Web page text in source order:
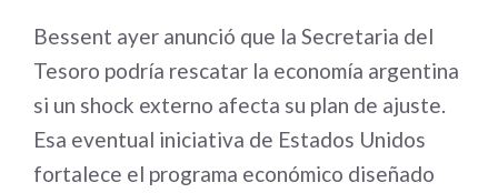
Bessent ayer anunció que la Secretaria del
Tesoro podría rescatar la economía argentina
si un shock externo afecta su plan de ajuste.
Esa eventual iniciativa de Estados Unidos
fortalece el programa económico diseñado